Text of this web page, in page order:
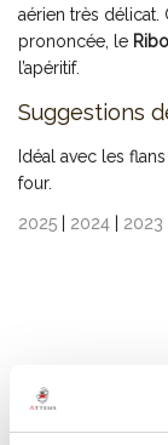
aérien très délicat.
prononcée, le
l’apéritif.
Suggestions
Idéal avec les
four.
2025 2024 2023